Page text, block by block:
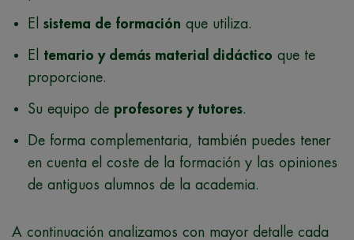
El sistema de formación que utiliza.
El temario y demás material didáctico que te
proporcione.
Su equipo de profesores y tutores
De forma complementaria, también puedes tener
en cuenta el coste de la formación y las opiniones
de antiguos alumnos de la academia.
A continuación analizamos con mayor detalle cada